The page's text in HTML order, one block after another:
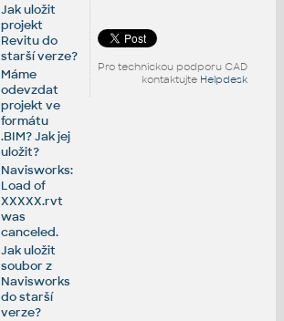
Pro technickou podporu CAD
kontaktujte Helpdesk
Jak uložit
projekt
Revitu do
starší verze?
Máme
odevzdat
projekt ve
formátu
.BIM? Jak jej
uložit?
Navisworks:
Load of
XXXXX.rvt
was
canceled.
Jak uložit
soubor z
Navisworks
do starší
verze?